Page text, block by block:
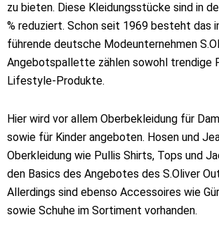
zu bieten. Diese Kleidungsstücke sind in
% reduziert. Schon seit 1969 besteht das
führende deutsche Modeunternehmen
Angebotspallette zählen sowohl trendige
Lifestyle-Produkte.
Hier wird vor allem Oberbekleidung für
sowie für Kinder angeboten. Hosen und
Oberkleidung wie Pullis Shirts, Tops und
den Basics des Angebotes des S.Oliver
Allerdings sind ebenso Accessoires wie
sowie Schuhe im Sortiment vorhanden.